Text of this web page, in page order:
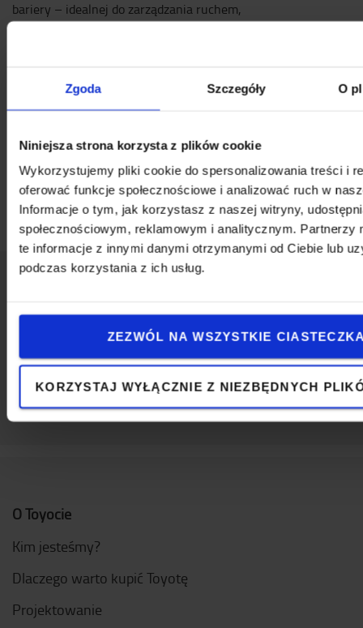
Zgoda Szczegóły O
Niniejsza strona korzysta z plików cookie
Wykorzystujemy pliki cookie do spersonalizowania treści i
oferować funkcje społecznościowe i analizować ruch w
Informacje o tym, jak korzystasz z naszej witryny,
społecznościowym, reklamowym i analitycznym. Partnerzy
te informacje z innymi danymi otrzymanymi od Ciebie lub
podczas korzystania z ich usług.
ZEZWÓL NA WSZYSTKIE
KORZYSTAJ WYŁĄCZNIE Z NIEZBĘDNYCH
bariery – idealnej do zarządzania ruchem,
plastiku z recyklingu.
4x główki z taśmą
4x standardowy pachołek drogowy 75 cm
Napisz do nas
O Toyocie
Kim jesteśmy?
Dlaczego warto kupić Toyotę
Projektowanie